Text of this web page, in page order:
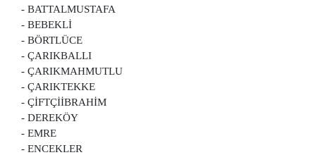
- BATTALMUSTAFA
- BEBEKLİ
- BÖRTLÜCE
- ÇARIKBALLI
- ÇARIKMAHMUTLU
- ÇARIKTEKKE
- ÇİFTÇİİBRAHİM
- DEREKÖY
- EMRE
- ENCEKLER